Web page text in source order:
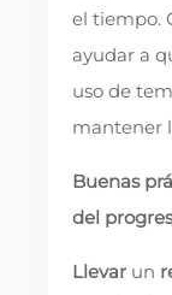
el tiempo.
ayudar a
uso de
mantener
Buenas
del
Llevar un